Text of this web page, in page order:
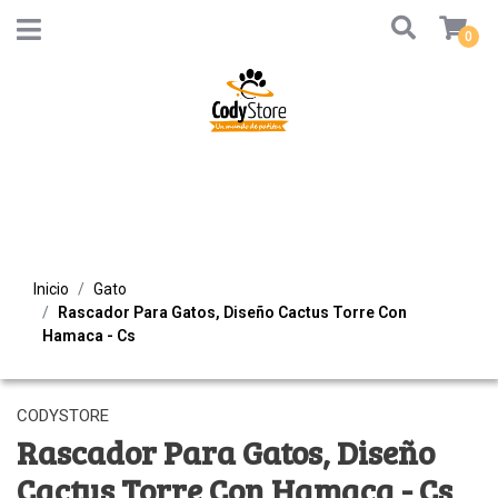
0
Inicio
Gato
Rascador Para Gatos, Diseño Cactus Torre Con
Hamaca - Cs
CODYSTORE
Rascador Para Gatos, Diseño